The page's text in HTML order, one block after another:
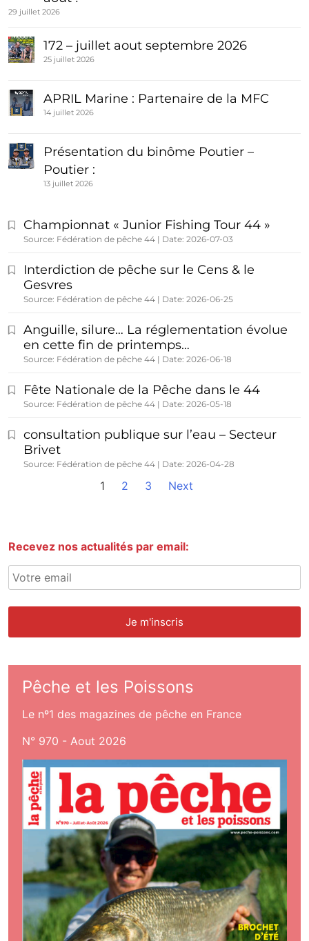
29 juillet 2026
172 – juillet aout septembre 2026
25 juillet 2026
APRIL Marine : Partenaire de la MFC
14 juillet 2026
Présentation du binôme Poutier –
Poutier :
13 juillet 2026
Championnat « Junior Fishing Tour 44 »
Source: Fédération de pêche 44 Date: 2026-07-03
Interdiction de pêche sur le Cens & le
Gesvres
Source: Fédération de pêche 44 Date: 2026-06-25
Anguille, silure… La réglementation évolue
en cette fin de printemps…
Source: Fédération de pêche 44 Date: 2026-06-18
Fête Nationale de la Pêche dans le 44
Source: Fédération de pêche 44 Date: 2026-05-18
consultation publique sur l’eau – Secteur
Brivet
Source: Fédération de pêche 44 Date: 2026-04-28
1 2 3 Next
Recevez nos actualités par email:
Pêche et les Poissons
Le nº1 des magazines de pêche en France
N° 970 - Aout 2026